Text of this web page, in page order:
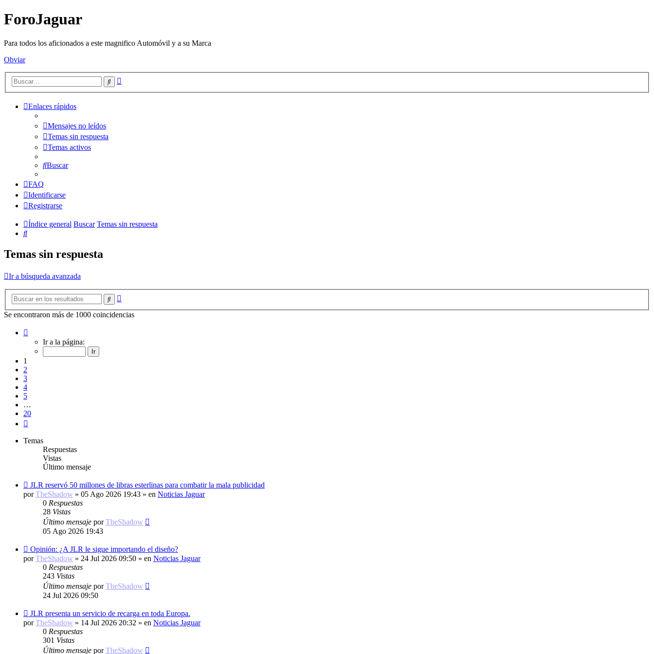
ForoJaguar
Para todos los aficionados a este magnifico Automóvil y a su Marca
Obviar
Buscar
Enlaces rápidos
Mensajes no leídos
Temas sin respuesta
Temas activos
Buscar
FAQ
Identificarse
Registrarse
Índice general Buscar Temas sin respuesta
Buscar
Temas sin respuesta
Ir a búsqueda avanzada
Buscar
Se encontraron más de 1000 coincidencias
Ir a la página:
1
2
3
4
5
…
20
Temas
Respuestas
Vistas
Último mensaje
Nuevo
mensaje
JLR reservó 50 millones de libras esterlinas para combatir la mala publicidad
porTheShadow » 05 Ago 2026 19:43 » en Noticias Jaguar
0 Respuestas
28 Vistas
Último mensaje porTheShadow
05 Ago 2026 19:43
Nuevo
mensaje
Opinión: ¿A JLR le sigue importando el diseño?
porTheShadow » 24 Jul 2026 09:50 » en Noticias Jaguar
0 Respuestas
243 Vistas
Último mensaje porTheShadow
24 Jul 2026 09:50
Nuevo
mensaje
JLR presenta un servicio de recarga en toda Europa.
porTheShadow » 14 Jul 2026 20:32 » en Noticias Jaguar
0 Respuestas
301 Vistas
Último mensaje porTheShadow